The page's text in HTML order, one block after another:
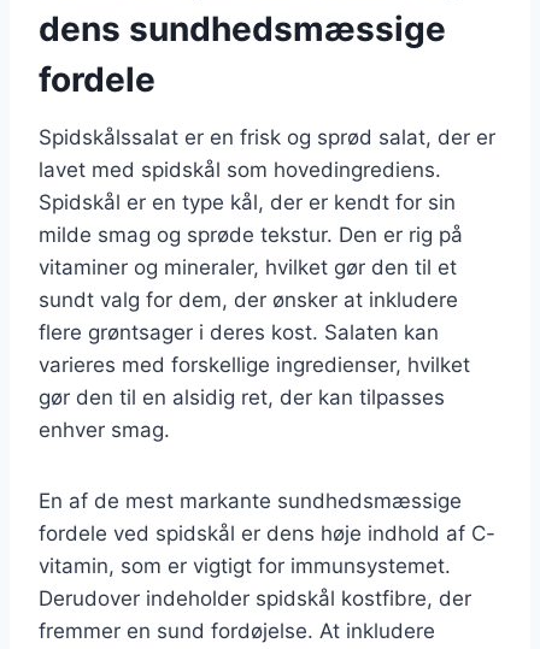
dens sundhedsmæssige
fordele
Spidskålssalat er en frisk og sprød salat, der er
lavet med spidskål som hovedingrediens.
Spidskål er en type kål, der er kendt for sin
milde smag og sprøde tekstur. Den er rig på
vitaminer og mineraler, hvilket gør den til et
sundt valg for dem, der ønsker at inkludere
flere grøntsager i deres kost. Salaten kan
varieres med forskellige ingredienser, hvilket
gør den til en alsidig ret, der kan tilpasses
enhver smag.
En af de mest markante sundhedsmæssige
fordele ved spidskål er dens høje indhold af C-
vitamin, som er vigtigt for immunsystemet.
Derudover indeholder spidskål kostfibre, der
fremmer en sund fordøjelse. At inkludere